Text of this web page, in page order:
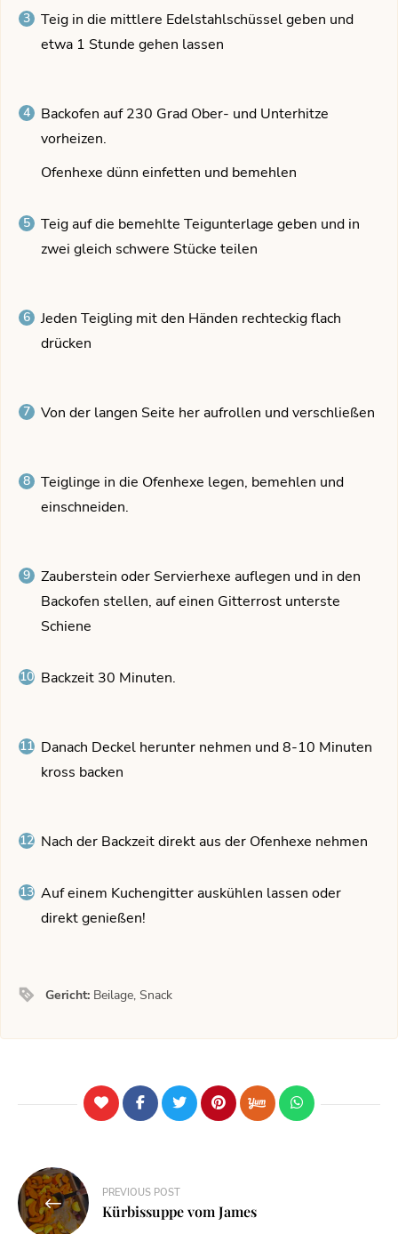
Teig in die mittlere Edelstahlschüssel geben und
etwa 1 Stunde gehen lassen
Backofen auf 230 Grad Ober- und Unterhitze
vorheizen.
Ofenhexe dünn einfetten und bemehlen
Teig auf die bemehlte Teigunterlage geben und in
zwei gleich schwere Stücke teilen
Jeden Teigling mit den Händen rechteckig flach
drücken
Von der langen Seite her aufrollen und verschließen
Teiglinge in die Ofenhexe legen, bemehlen und
einschneiden.
Zauberstein oder Servierhexe auflegen und in den
Backofen stellen, auf einen Gitterrost unterste
Schiene
Backzeit 30 Minuten.
Danach Deckel herunter nehmen und 8-10 Minuten
kross backen
Nach der Backzeit direkt aus der Ofenhexe nehmen
Auf einem Kuchengitter auskühlen lassen oder
direkt genießen!
Gericht: Beilage, Snack
PREVIOUS POST
Kürbissuppe vom James